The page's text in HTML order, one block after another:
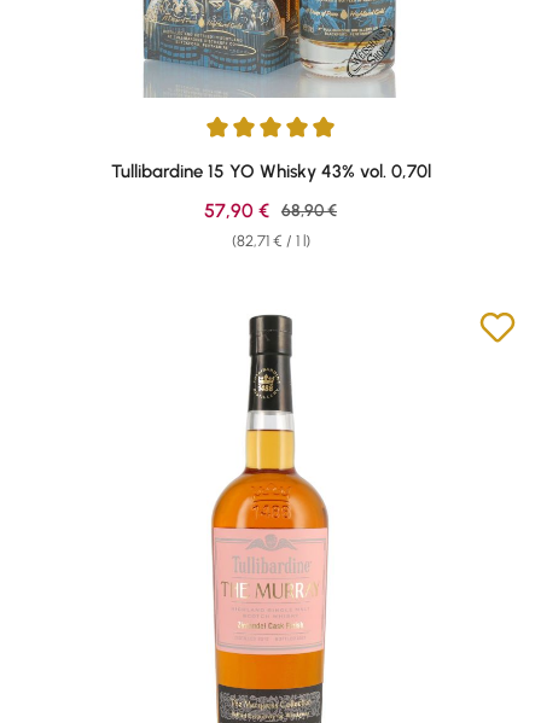
Average rating of 4.92 out of 5 stars
Tullibardine 15 YO Whisky 43% vol. 0,70l
(82,71 € / 1 l)
Sale price:
57,90 € Regular price:
68,90 €